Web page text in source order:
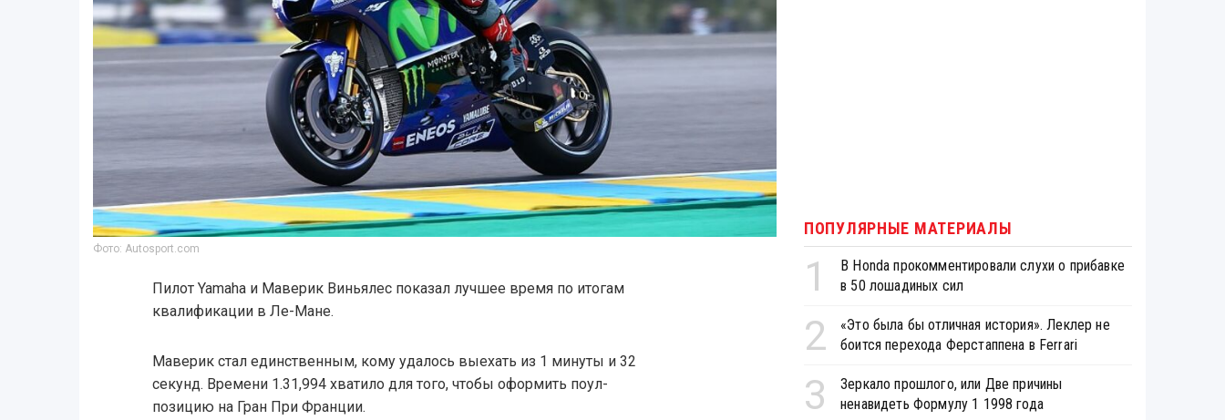
Фото: Autosport.com
Пилот Yamaha и Маверик Виньялес показал лучшее время по итогам
квалификации в Ле-Мане.
Маверик стал единственным, кому удалось выехать из 1 минуты и 32
секунд. Времени 1.31,994 хватило для того, чтобы оформить поул-
позицию на Гран При Франции.
ПОПУЛЯРНЫЕ МАТЕРИАЛЫ
1
В Honda прокомментировали слухи о прибавке
в 50 лошадиных сил
2
«Это была бы отличная история». Леклер не
боится перехода Ферстаппена в Ferrari
3
Зеркало прошлого, или Две причины
ненавидеть Формулу 1 1998 года